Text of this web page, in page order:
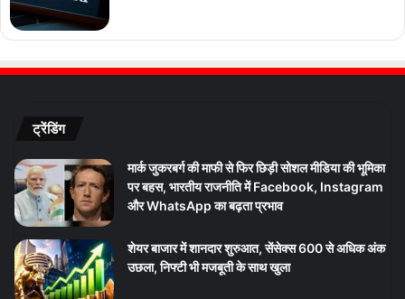
ट्रेंडिंग
मार्क जुकरबर्ग की माफी से फिर छिड़ी सोशल मीडिया की भूमिका
पर बहस, भारतीय राजनीति में Facebook, Instagram
और WhatsApp का बढ़ता प्रभाव
शेयर बाजार में शानदार शुरुआत, सेंसेक्स 600 से अधिक अंक
उछला, निफ्टी भी मजबूती के साथ खुला